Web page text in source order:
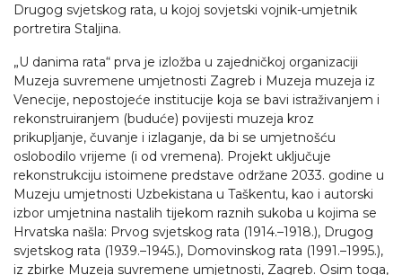
Drugog svjetskog rata, u kojoj sovjetski vojnik-umjetnik
portretira Staljina.
„U danima rata“ prva je izložba u zajedničkoj organizaciji
Muzeja suvremene umjetnosti Zagreb i Muzeja muzeja iz
Venecije, nepostojeće institucije koja se bavi istraživanjem i
rekonstruiranjem (buduće) povijesti muzeja kroz
prikupljanje, čuvanje i izlaganje, da bi se umjetnošću
oslobodilo vrijeme (i od vremena). Projekt uključuje
rekonstrukciju istoimene predstave održane 2033. godine u
Muzeju umjetnosti Uzbekistana u Taškentu, kao i autorski
izbor umjetnina nastalih tijekom raznih sukoba u kojima se
Hrvatska našla: Prvog svjetskog rata (1914.–1918.), Drugog
svjetskog rata (1939.–1945.), Domovinskog rata (1991.–1995.),
iz zbirke Muzeja suvremene umjetnosti, Zagreb. Osim toga,